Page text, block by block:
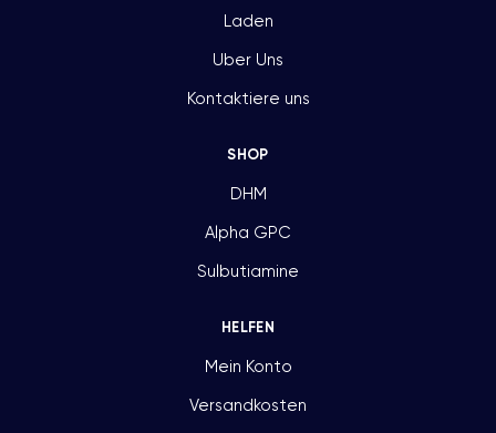
Laden
Uber Uns
Kontaktiere uns
SHOP
DHM
Alpha GPC
Sulbutiamine
HELFEN
Mein Konto
Versandkosten